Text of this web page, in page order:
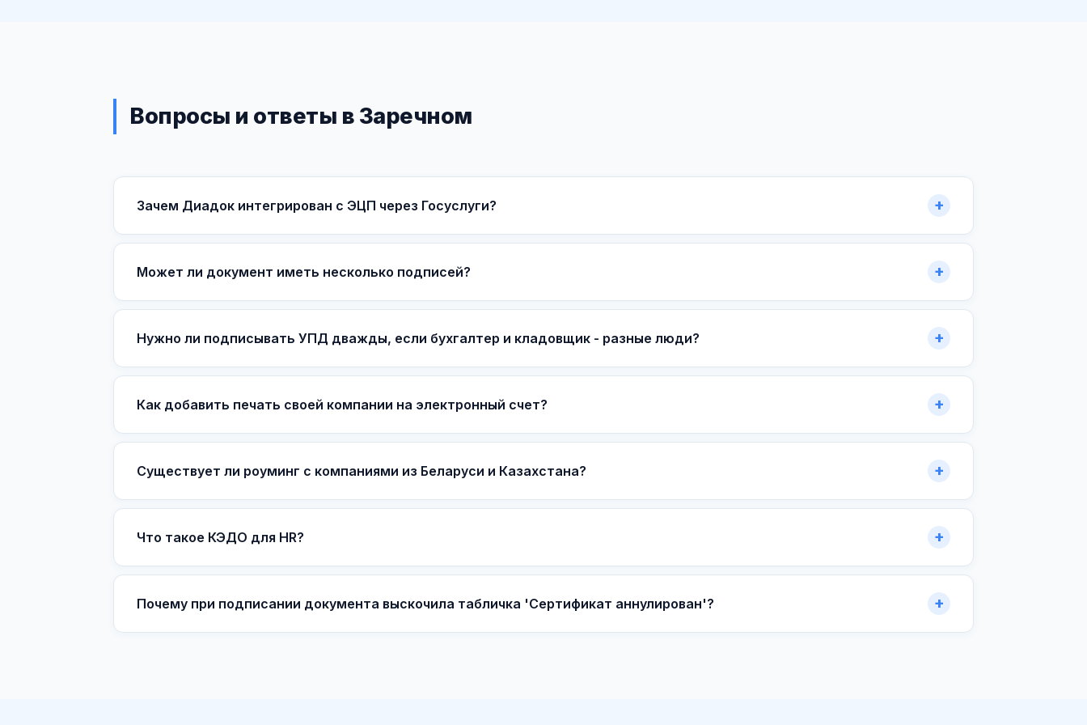
Вопросы и ответы в Заречном
Зачем Диадок интегрирован с ЭЦП через Госуслуги?
Может ли документ иметь несколько подписей?
Нужно ли подписывать УПД дважды, если бухгалтер и кладовщик - разные люди?
Как добавить печать своей компании на электронный счет?
Существует ли роуминг с компаниями из Беларуси и Казахстана?
Что такое КЭДО для HR?
Почему при подписании документа выскочила табличка 'Сертификат аннулирован'?